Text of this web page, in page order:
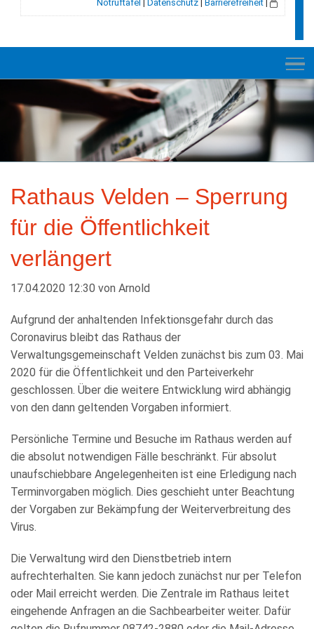
Notruftafel Datenschutz Barrierefreiheit
RATHAUS
VELDEN
GESCHICHTE
LEBEN+WOHNEN
BILDUNG+SOZIALES
KULTUR
FREIZEIT
GEWERBE
Rathaus Velden – Sperrung
für die Öffentlichkeit
verlängert
17.04.2020 12:30 von Arnold
Aufgrund der anhaltenden Infektionsgefahr durch das
Coronavirus bleibt das Rathaus der
Verwaltungsgemeinschaft Velden zunächst bis zum 03. Mai
2020 für die Öffentlichkeit und den Parteiverkehr
geschlossen. Über die weitere Entwicklung wird abhängig
von den dann geltenden Vorgaben informiert.
Persönliche Termine und Besuche im Rathaus werden auf
die absolut notwendigen Fälle beschränkt. Für absolut
unaufschiebbare Angelegenheiten ist eine Erledigung nach
Terminvorgaben möglich. Dies geschieht unter Beachtung
der Vorgaben zur Bekämpfung der Weiterverbreitung des
Virus.
Die Verwaltung wird den Dienstbetrieb intern
aufrechterhalten. Sie kann jedoch zunächst nur per Telefon
oder Mail erreicht werden. Die Zentrale im Rathaus leitet
eingehende Anfragen an die Sachbearbeiter weiter. Dafür